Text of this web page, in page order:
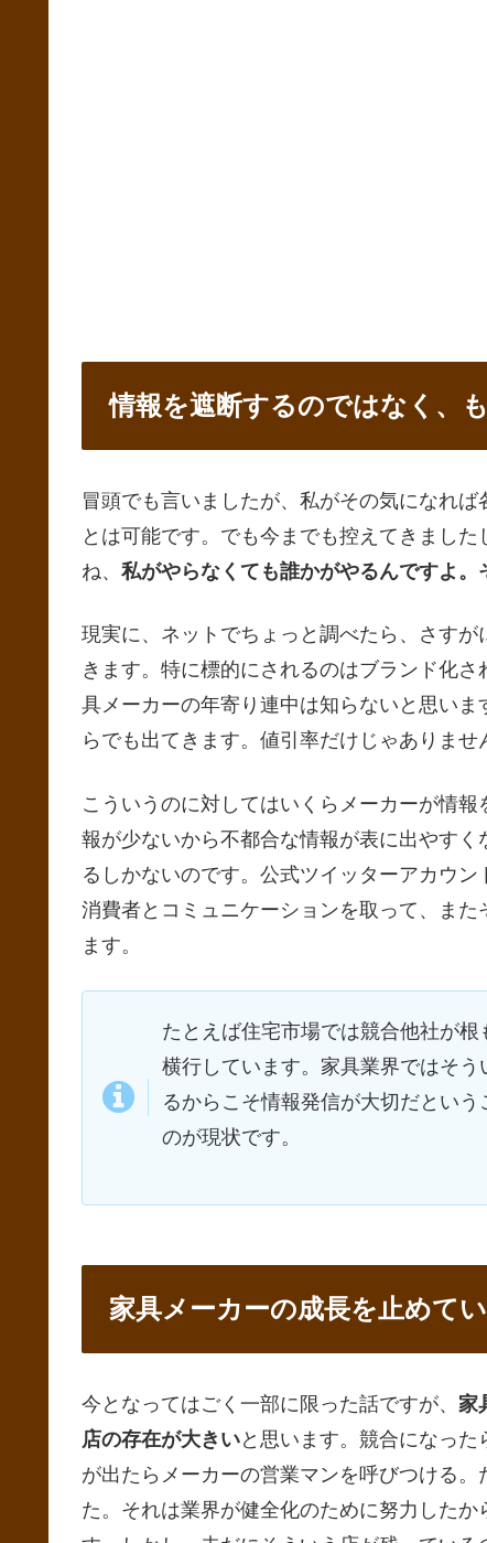
情報を遮断するのではなく、
冒頭でも言いましたが、私がその気になれ
とは可能です。でも今までも控えてきまし
ね、 私がやらなくても誰かがやるんですよ
現実に、ネットでちょっと調べたら、さす
きます。特に標的にされるのはブランド化
具メーカーの年寄り連中は知らないと思い
らでも出てきます。値引率だけじゃありま
こういうのに対してはいくらメーカーが情
報が少ないから不都合な情報が表に出やす
るしかないのです。公式ツイッターアカウ
消費者とコミュニケーションを取って、ま
ます。
たとえば住宅市場では競合他社が
横行しています。家具業界ではそ
るからこそ情報発信が大切だとい
のが現状です。
家具メーカーの成長を止めて
今となってはごく一部に限った話ですが、 家
店の存在が大きいと思います。競合になっ
が出たらメーカーの営業マンを呼びつける
た。それは業界が健全化のために努力した